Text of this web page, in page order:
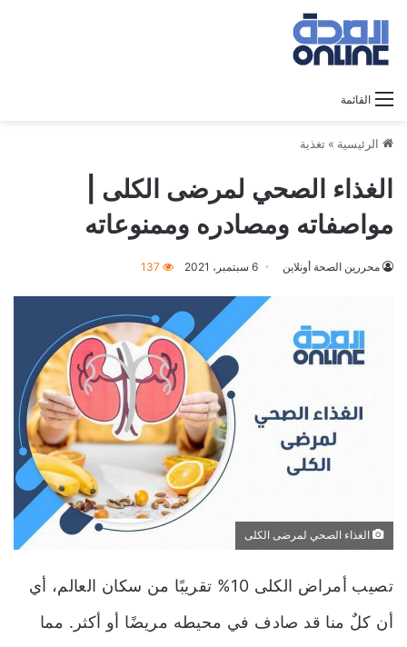
القائمة
الرئيسية » تغذية
الغذاء الصحي لمرضى الكلى |
مواصفاته ومصادره وممنوعاته
محررين الصحة أونلاين 6 سبتمبر، 2021 137
الغذاء الصحي لمرضى الكلى
تصيب أمراض الكلى 10% تقريبًا من سكان العالم، أي
أن كلٌ منا قد صادف في محيطه مريضًا أو أكثر. مما